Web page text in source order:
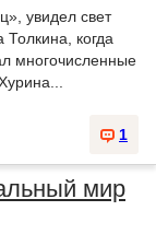
увидел свет
когда
многочисленные
1
мир